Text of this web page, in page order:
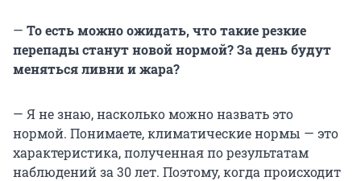
— То есть можно ожидать, что такие резкие
перепады станут новой нормой? За день будут
меняться ливни и жара?
— Я не знаю, насколько можно назвать это
нормой. Понимаете, климатические нормы — это
характеристика, полученная по результатам
наблюдений за 30 лет. Поэтому, когда происходит